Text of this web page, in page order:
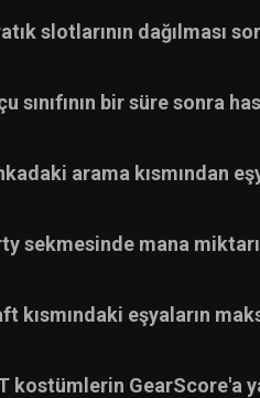
slotlarının dağılması
sınıfının bir süre sonra
arama kısmından
sekmesinde mana
kısmındaki eşyaların
kostümlerin GearScore'a